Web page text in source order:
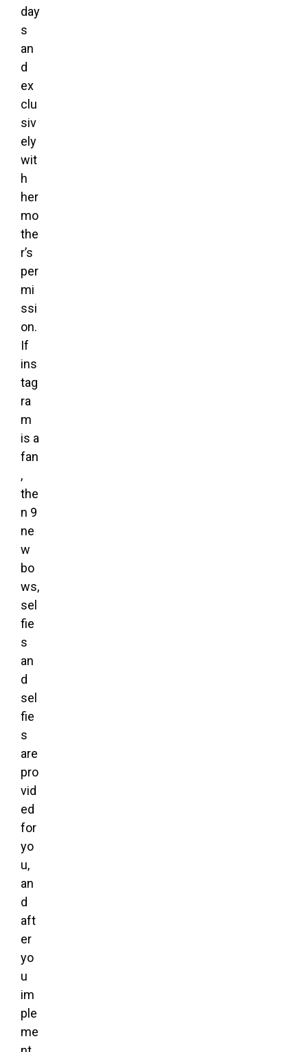
day
s
an
d
ex
clu
siv
ely
wit
h
her
mo
the
r’s
per
mi
ssi
on.
If
ins
tag
ra
m
is a
fan
,
the
n 9
ne
w
bo
ws,
sel
fie
s
an
d
sel
fie
s
are
pro
vid
ed
for
yo
u,
an
d
aft
er
yo
u
im
ple
me